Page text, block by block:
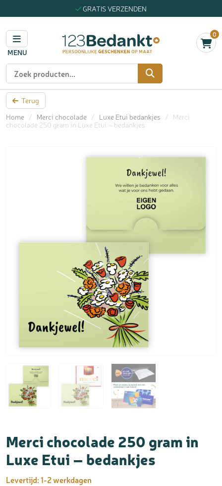
GRATIS VERZENDEN
MENU
0
Zoeken
Terug
Home
/ Merci chocolade / Luxe Etui bedankjes /
Merci
chocolade 250 gram in Luxe Etui – bedankjes
Merci chocolade 250 gram in
Luxe Etui – bedankjes
Levertijd:1-2 werkdagen